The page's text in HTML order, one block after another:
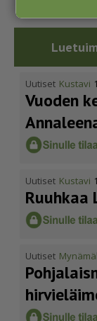
Uutiset Kustavi
Vuoden
Uutiset Kustavi
Ruuhkaa
Uutiset